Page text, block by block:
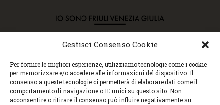
Gestisci Consenso Cookie
Per fornire le migliori esperienze, utilizziamo tecnologie come i cookie
per memorizzare e/o accedere alle informazioni del dispositivo. Il
consenso a queste tecnologie ci permetterà di elaborare dati come il
comportamento di navigazione o ID unici su questo sito. Non
acconsentire o ritirare il consenso può influire negativamente su
Copyright © 2015 Cec, Tutti i diritti riservati. Nessun
contenuto può essere copiato o manipolato. Accedendo al
sito approvi la Policy sulla privacy e la Policy sui
contenuti.
Centro espressioni cinematografiche, via Villalta, 24 |